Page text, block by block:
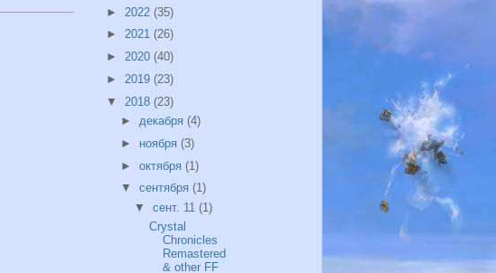
► 2022 (35)
► 2021 (26)
► 2020 (40)
► 2019 (23)
▼ 2018 (23)
► декабря (4)
► ноября (3)
► октября (1)
▼ сентября (1)
▼сент. 11(1)
Crystal
Chronicles
Remastered
& other FF